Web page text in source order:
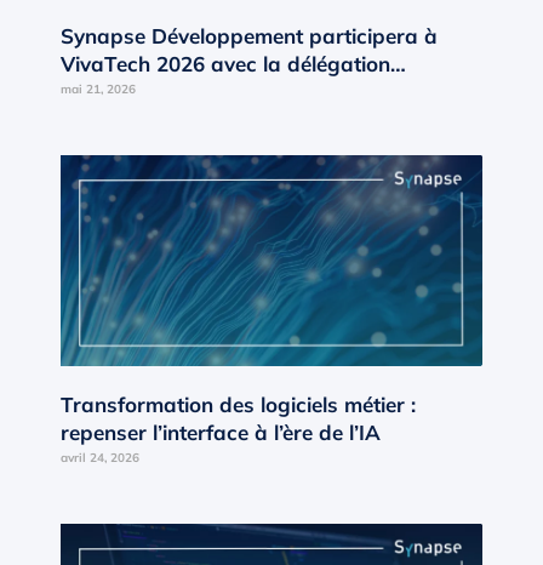
Synapse Développement participera à
VivaTech 2026 avec la délégation
Occitanie d’AD’OCC
mai 21, 2026
Transformation des logiciels métier :
repenser l’interface à l’ère de l’IA
avril 24, 2026